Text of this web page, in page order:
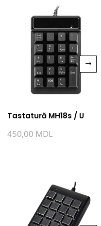
Tastatură MH18s / U
450,00 MDL